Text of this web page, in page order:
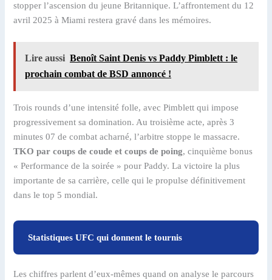
stopper l’ascension du jeune Britannique. L’affrontement du 12
avril 2025 à Miami restera gravé dans les mémoires.
Lire aussi Benoît Saint Denis vs Paddy Pimblett : le
prochain combat de BSD annoncé !
Trois rounds d’une intensité folle, avec Pimblett qui impose
progressivement sa domination. Au troisième acte, après 3
minutes 07 de combat acharné, l’arbitre stoppe le massacre.
TKO par coups de coude et coups de poing, cinquième bonus
« Performance de la soirée » pour Paddy. La victoire la plus
importante de sa carrière, celle qui le propulse définitivement
dans le top 5 mondial.
Statistiques UFC qui donnent le tournis
Les chiffres parlent d’eux-mêmes quand on analyse le parcours